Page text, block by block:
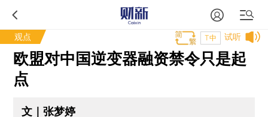
观点 试听
T中
欧盟对中国逆变器融资禁令只是起
点
文｜张梦婷